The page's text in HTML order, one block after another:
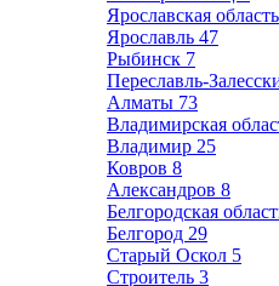
Ярославская область
Ярославль 47
Рыбинск 7
Переславль-
Алматы 73
Владимирская
Владимир 25
Ковров 8
Александров 8
Белгородская
Белгород 29
Старый Оскол 5
Строитель 3